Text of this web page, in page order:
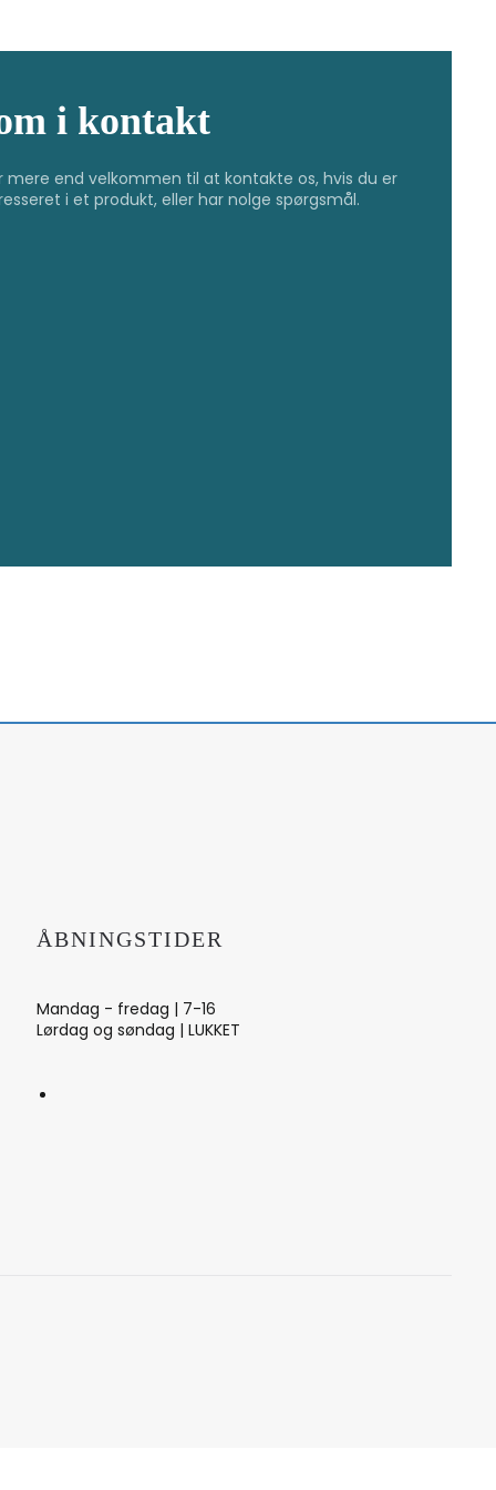
i kontakt
mere end velkommen til at kontakte os, hvis du er
i et produkt, eller har nolge spørgsmål.
ÅBNINGSTIDER
Mandag - fredag | 7-16
Lørdag og søndag | LUKKET